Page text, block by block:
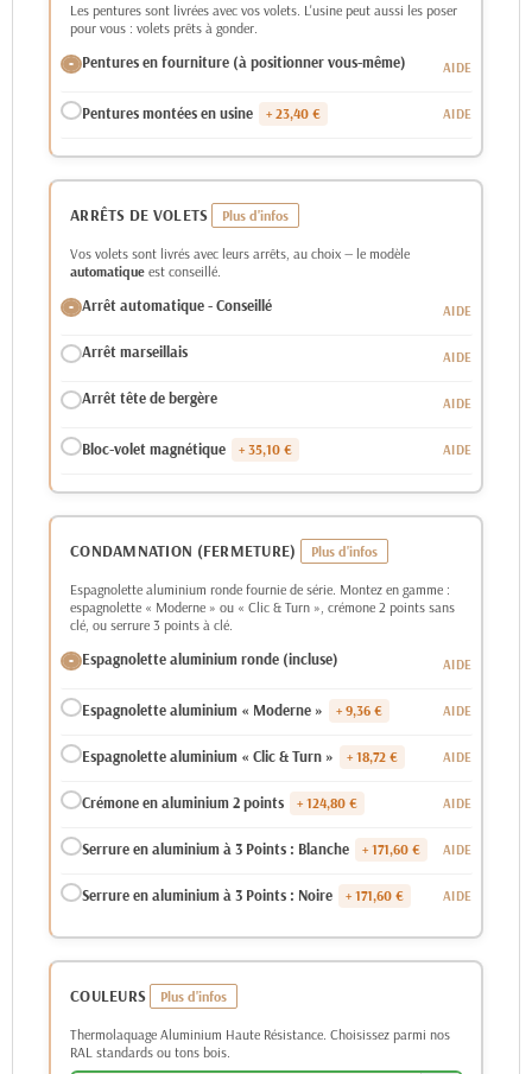
Les pentures sont livrées avec vos volets. L'usine peut aussi les poser
pour vous : volets prêts à gonder.
Pentures en fourniture (à positionner vous-même)
Pentures montées en usine + 23,40 €
ARRÊTS DE VOLETS
Vos volets sont livrés avec leurs arrêts, au choix — le modèle
automatique est conseillé.
Arrêt automatique - Conseillé
Arrêt marseillais
Arrêt tête de bergère
Bloc-volet magnétique + 35,10 €
CONDAMNATION (FERMETURE)
Espagnolette aluminium ronde fournie de série. Montez en gamme :
espagnolette « Moderne » ou « Clic & Turn », crémone 2 points sans
clé, ou serrure 3 points à clé.
Espagnolette aluminium ronde (incluse)
Espagnolette aluminium « Moderne » + 9,36 €
Espagnolette aluminium « Clic & Turn » + 18,72 €
Crémone en aluminium 2 points + 124,80 €
Serrure en aluminium à 3 Points : Blanche + 171,60 €
Serrure en aluminium à 3 Points : Noire + 171,60 €
COULEURS
Thermolaquage Aluminium Haute Résistance. Choisissez parmi nos
RAL standards ou tons bois.